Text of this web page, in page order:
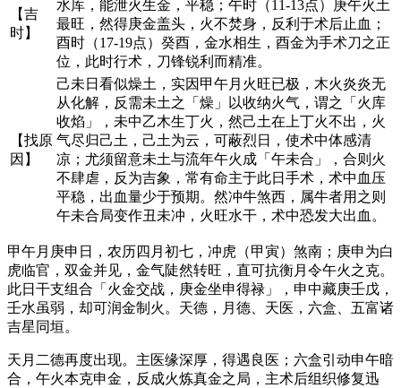
【吉
时】
水库，能泄火生金，平稳；午时（11-13点）庚午火土
最旺，然得庚金盖头，火不焚身，反利于术后止血；
酉时（17-19点）癸酉，金水相生，酉金为手术刀之正
位，此时行术，刀锋锐利而精准。
【找原
因】
己未日看似燥土，实因甲午月火旺已极，木火炎炎无
从化解，反需未土之「燥」以收纳火气，谓之「火库
收焰」，未中乙木生丁火，然己土在上丁火不出，火
气尽归己土，己土为云，可蔽烈日，使术中体感清
凉；尤须留意未土与流年午火成「午未合」，合则火
不肆虐，反为吉象，常有命主于此日手术，术中血压
平稳，出血量少于预期。然冲牛煞西，属牛者用之则
午未合局变作丑未冲，火旺水干，术中恐发大出血。
甲午月庚申日，农历四月初七，冲虎（甲寅）煞南；庚申为白
虎临官，双金并见，金气陡然转旺，直可抗衡月令午火之克。
此日干支组合「火金交战，庚金坐申得禄」，申中藏庚壬戊，
壬水虽弱，却可润金制火。天德，月德、天医，六盒、五富诸
吉星同垣。
天月二德再度出现。主医缘深厚，得遇良医；六盒引动申午暗
合，午火本克申金，反成火炼真金之局，主术后组织修复迅